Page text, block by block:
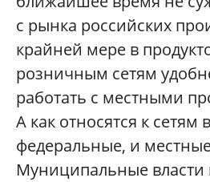
с рынка российских
крайней мере в
розничным сетям
работать с местными
А как относятся к сетям
федеральные, и
Муниципальные